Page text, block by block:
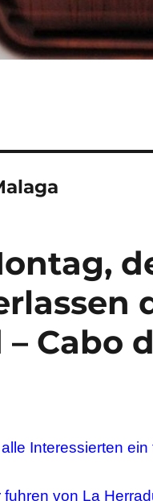
Cabo
Interessierten
fuhren von La